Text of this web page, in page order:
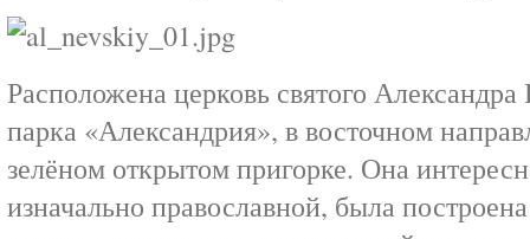
Расположена церковь святого
парка «Александрия», в восточном
зелёном открытом пригорке. Она
изначально православной, была